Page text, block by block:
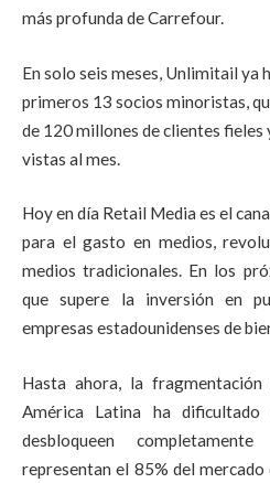
más profunda de Carrefour.
En solo seis meses, Unlimitail ya
primeros 13 socios minoristas,
de 120 millones de clientes fieles
vistas al mes.
Hoy en día Retail Media es el
para el gasto en medios,
medios tradicionales. En los
que supere la inversión en
empresas estadounidenses de
Hasta ahora, la
América Latina ha
desbloqueen
representan el 85% del